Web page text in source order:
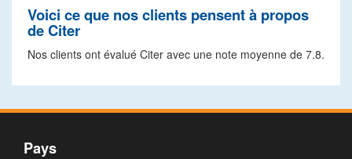
Voici ce que nos clients pensent à propos
de Citer
Nos clients ont évalué Citer avec une note moyenne de 7.8.
Pays